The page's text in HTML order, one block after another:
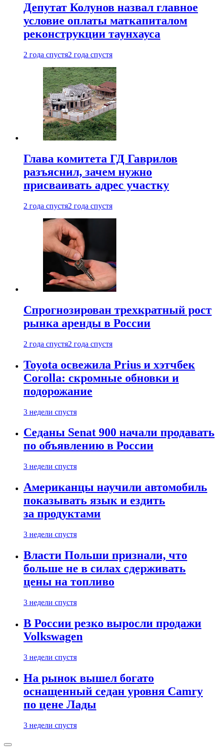
Депутат Колунов назвал главное
условие оплаты маткапиталом
реконструкции таунхауса
2 года спустя2 года спустя
Глава комитета ГД Гаврилов
разъяснил, зачем нужно
присваивать адрес участку
2 года спустя2 года спустя
Спрогнозирован трехкратный рост
рынка аренды в России
2 года спустя2 года спустя
Toyota освежила Prius и хэтчбек
Corolla: скромные обновки и
подорожание
3 недели спустя
Седаны Senat 900 начали продавать
по объявлению в России
3 недели спустя
Американцы научили автомобиль
показывать язык и ездить
за продуктами
3 недели спустя
Власти Польши признали, что
больше не в силах сдерживать
цены на топливо
3 недели спустя
В России резко выросли продажи
Volkswagen
3 недели спустя
На рынок вышел богато
оснащенный седан уровня Camry
по цене Лады
3 недели спустя